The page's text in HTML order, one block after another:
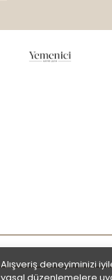
Alışveriş deneyiminizi